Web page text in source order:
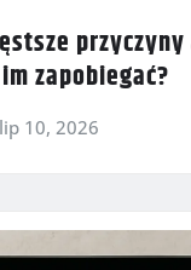
zapobiegać?
lip 10, 2026